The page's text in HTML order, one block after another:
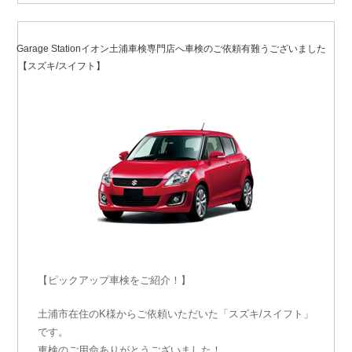
稿
Garage Stationイオン土浦車検専門店へ車検のご依頼有難うございました
【スズキ/スイフト】
【ピックアップ車検をご紹介！】
土浦市在住のK様からご依頼いただいた「スズキ/スイフト」
です。